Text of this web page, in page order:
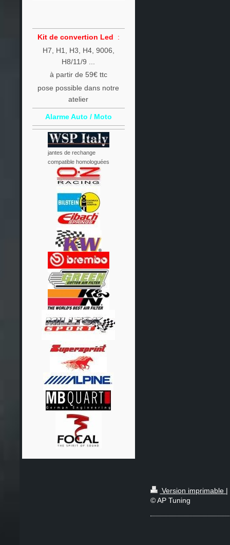
Kit de convertion Led :
H7, H1, H3, H4, 9006,
H8/11/9 ...
à partir de 59€ ttc
pose possible dans notre
atelier
Alarme Auto / Moto
jantes de rechange
compatible homologuées
Version imprimable |
© AP Tuning